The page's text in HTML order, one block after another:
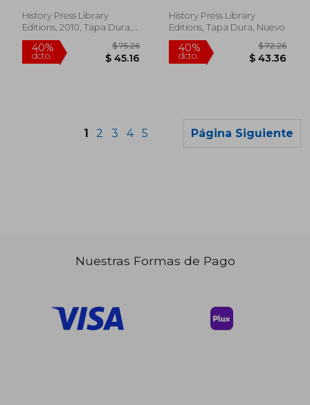
$ 47.76 40%
History Press Library
Editions, 2010, Tapa Dura,
Nuevo
History Press Library
Editions, Tapa Dura, Nuevo
1 2 3 4 5 Página Siguiente
Nuestras Formas de Pago